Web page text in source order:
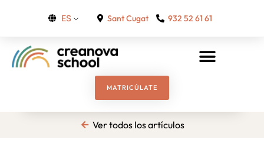
ES Sant Cugat 932 52 61 61
MATRICÚLATE
Ver todos los artículos